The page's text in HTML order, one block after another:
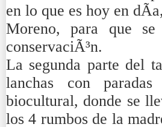
en lo que es hoy en
Moreno, para que
conservaciÃ³n.
La segunda parte del
lanchas con
biocultural, donde se
los 4 rumbos de la